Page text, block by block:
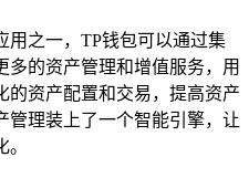
用之一，TP钱包可以通过集
多的资产管理和增值服务，用
的资产配置和交易，提高资产
管理装上了一个智能引擎，让